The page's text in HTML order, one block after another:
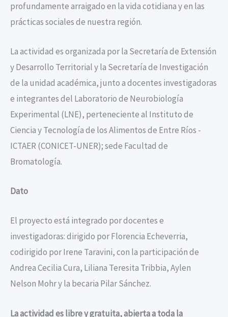
profundamente arraigado en la vida cotidiana y en las
prácticas sociales de nuestra región.
La actividad es organizada por la Secretaría de Extensión
y Desarrollo Territorial y la Secretaría de Investigación
de la unidad académica, junto a docentes investigadoras
e integrantes del Laboratorio de Neurobiología
Experimental (LNE), perteneciente al Instituto de
Ciencia y Tecnología de los Alimentos de Entre Ríos -
ICTAER (CONICET-UNER); sede Facultad de
Bromatología.
Dato
El proyecto está integrado por docentes e
investigadoras: dirigido por Florencia Echeverria,
codirigido por Irene Taravini, con la participación de
Andrea Cecilia Cura, Liliana Teresita Tribbia, Aylen
Nelson Mohr y la becaria Pilar Sánchez.
La actividad es libre y gratuita, abierta a toda la